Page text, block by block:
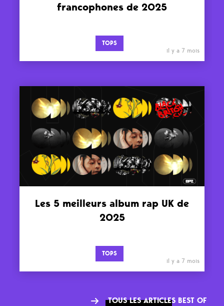
francophones de 2025
TOPS
il y a 7 mois
Les 5 meilleurs album rap UK de
2025
TOPS
il y a 7 mois
TOUS LES ARTICLES BEST OF